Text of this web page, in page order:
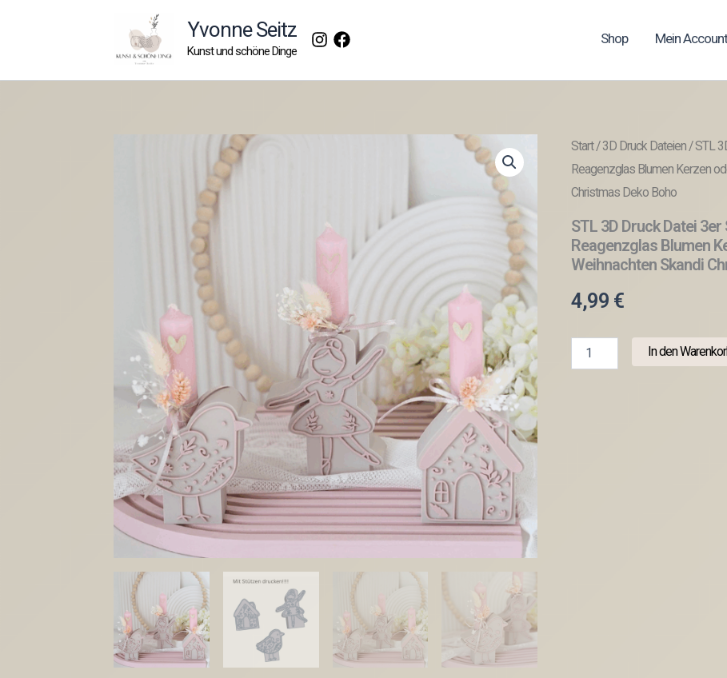
Yvonne Seitz
Kunst und schöne Dinge
Shop Mein
Start/3D Druck Dateien/ STL
Reagenzglas Blumen Kerzen
Christmas Deko Boho
STL 3D Druck Datei
Reagenzglas Blumen
Weihnachten Skandi
4,99 €
In den